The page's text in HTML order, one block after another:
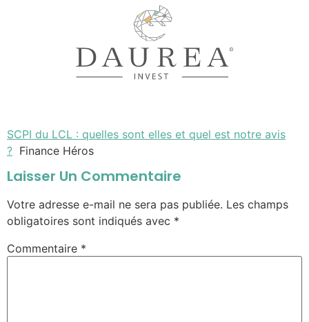
SCPI du LCL : quelles sont elles et quel est notre avis
? Finance Héros
Laisser Un Commentaire
Votre adresse e-mail ne sera pas publiée. Les champs
obligatoires sont indiqués avec *
Commentaire *